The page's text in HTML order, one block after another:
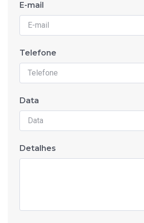
E-mail
Telefone
Data
Detalhes